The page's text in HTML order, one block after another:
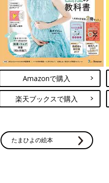
セブンイレブンの新商品。価
とリーズナブルでおいしいも
す。今話題のセブンイレブン
インスタグラムの投稿よりご紹
としたおやつにいかがでしょ
ご紹介しました。今の時期し
もあるので、ぜひお店でもチ
リンク先は、削除される場合
さい。
年5月時点のものです。
Amazonで購入
楽天ブックスで購入
たまひよの絵本